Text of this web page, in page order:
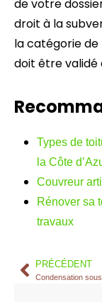
de votre
droit à la
la catégorie
doit être
Types de
la Côte
Couvreur
Rénover sa
travaux
PRÉCÉDENT